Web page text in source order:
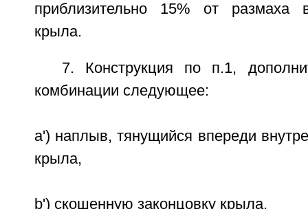
приблизительно 15% от размаха
крыла.
7. Конструкция по п.1,
комбинации следующее:
a') наплыв, тянущийся впереди
крыла,
b') скошенную законцовку крыла,